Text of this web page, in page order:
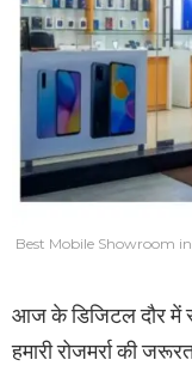
Best Mobile Showroom
आज के डिजिटल दौर में
हमारी रोजमर्रा की